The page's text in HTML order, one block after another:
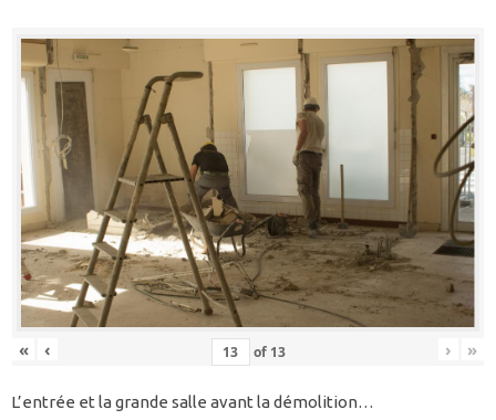
« ‹ of 13 › »
L’entrée et la grande salle avant la démolition…